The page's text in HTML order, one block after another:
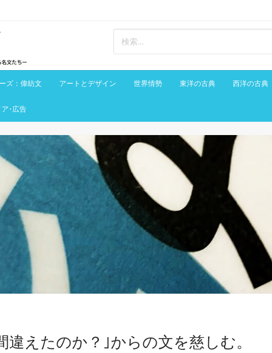
由にする名文たち
ズ：偉紡文 アートとデザイン 世界情勢 東洋の古典 西洋の古典
ア･広告
違えたのか？｣からの文を慈しむ。